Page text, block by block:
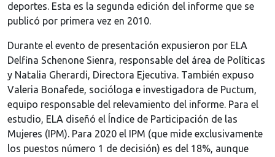
deportes. Esta es la segunda edición del informe que se
publicó por primera vez en 2010.
Durante el evento de presentación expusieron por ELA
Delfina Schenone Sienra, responsable del área de Políticas
y Natalia Gherardi, Directora Ejecutiva. También expuso
Valeria Bonafede, socióloga e investigadora de Puctum,
equipo responsable del relevamiento del informe. Para el
estudio, ELA diseñó el Índice de Participación de las
Mujeres (IPM). Para 2020 el IPM (que mide exclusivamente
los puestos número 1 de decisión) es del 18%, aunque